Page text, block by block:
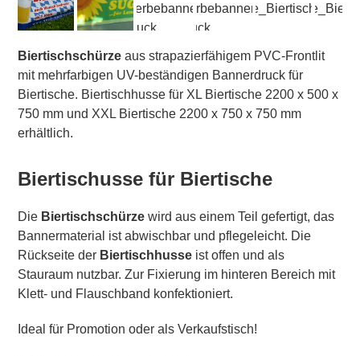
Biertischschürzeaus strapazierfähigem PVC-Frontlit
mit mehrfarbigen UV-beständigen Bannerdruck für
Biertische. Biertischhusse für XL Biertische 2200 x 500 x
750 mm und XXL Biertische 2200 x 750 x 750 mm
erhältlich.
Biertischusse für Biertische
Die Biertischschürze wird aus einem Teil gefertigt, das
Bannermaterial ist abwischbar und pflegeleicht. Die
Rückseite der Biertischhusse ist offen und als
Stauraum nutzbar. Zur Fixierung im hinteren Bereich mit
Klett- und Flauschband konfektioniert.
Ideal für Promotion oder als Verkaufstisch!